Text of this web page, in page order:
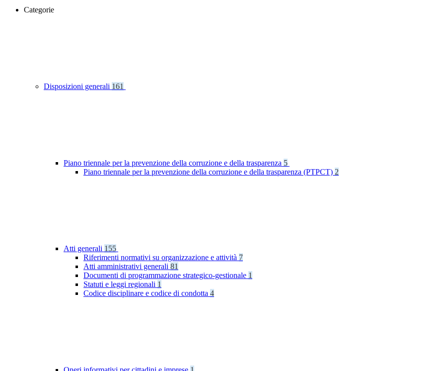
Categorie
Disposizioni generali 161
Piano triennale per la prevenzione della corruzione e della trasparenza 5
Piano triennale per la prevenzione della corruzione e della trasparenza (PTPCT) 2
Atti generali 155
Riferimenti normativi su organizzazione e attività 7
Atti amministrativi generali 81
Documenti di programmazione strategico-gestionale 1
Statuti e leggi regionali 1
Codice disciplinare e codice di condotta 4